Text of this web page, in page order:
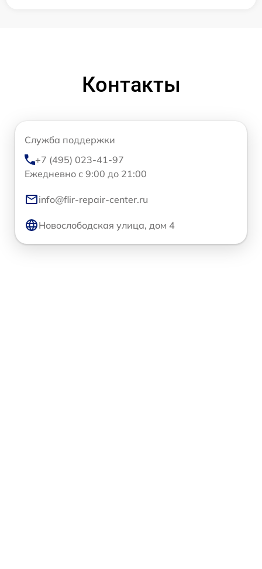
Контакты
Служба поддержки
+7 (495) 023-41-97
Ежедневно с 9:00 до 21:00
info@flir-repair-center.ru
Новослободская улица, дом 4